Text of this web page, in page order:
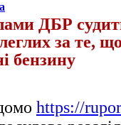
ДБР
за те,
бензину
https://